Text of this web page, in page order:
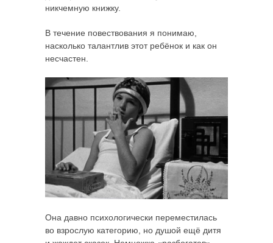
никчемную книжку.
В течение повествования я понимаю,
насколько талантлив этот ребёнок и как он
несчастен.
Она давно психологически переместилась
во взрослую категорию, но душой ещё дитя